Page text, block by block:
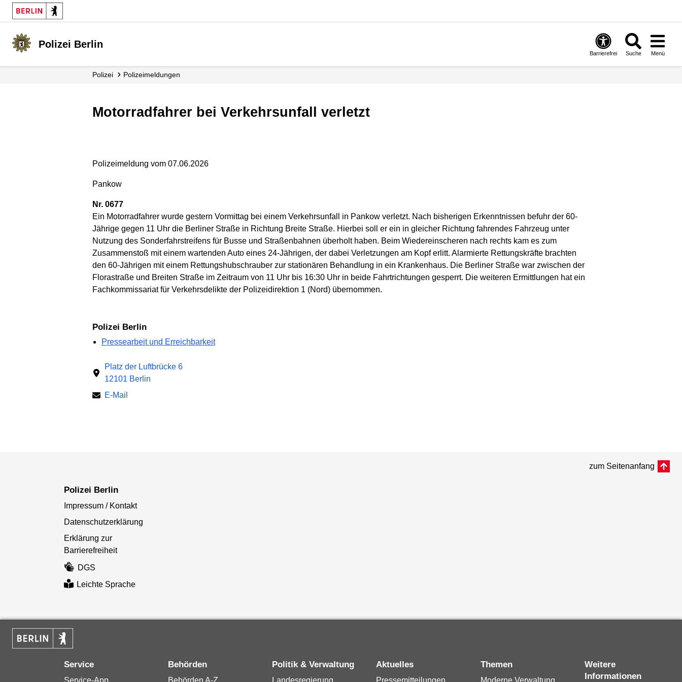
Polizei Berlin
Barrierefrei Suche Menü
Polizei Polizei­meldungen
Motorradfahrer bei Verkehrsunfall verletzt
Polizeimeldung vom 07.06.2026
Pankow
Nr. 0677
Ein Motorradfahrer wurde gestern Vormittag bei einem Verkehrsunfall in Pankow verletzt. Nach bisherigen Erkenntnissen befuhr der 60-
Jährige gegen 11 Uhr die Berliner Straße in Richtung Breite Straße. Hierbei soll er ein in gleicher Richtung fahrendes Fahrzeug unter
Nutzung des Sonderfahrstreifens für Busse und Straßenbahnen überholt haben. Beim Wiedereinscheren nach rechts kam es zum
Zusammenstoß mit einem wartenden Auto eines 24-Jährigen, der dabei Verletzungen am Kopf erlitt. Alarmierte Rettungskräfte brachten
den 60-Jährigen mit einem Rettungshubschrauber zur stationären Behandlung in ein Krankenhaus. Die Berliner Straße war zwischen der
Florastraße und Breiten Straße im Zeitraum von 11 Uhr bis 16:30 Uhr in beide Fahrtrichtungen gesperrt. Die weiteren Ermittlungen hat ein
Fachkommissariat für Verkehrsdelikte der Polizeidirektion 1 (Nord) übernommen.
Polizei Berlin
Pressearbeit und Erreichbarkeit
Platz der Luftbrücke 6
12101 Berlin
E-Mail
zum Seitenanfang
Polizei Berlin
Impressum / Kontakt
Datenschutzerklärung
Erklärung zur
Barrierefreiheit
DGS
Leichte Sprache
Service
Service-App
Behörden
Behörden A-Z
Politik & Verwaltung
Landesregierung
Aktuelles
Pressemitteilungen
Themen
Moderne Verwaltung
Weitere
Informationen